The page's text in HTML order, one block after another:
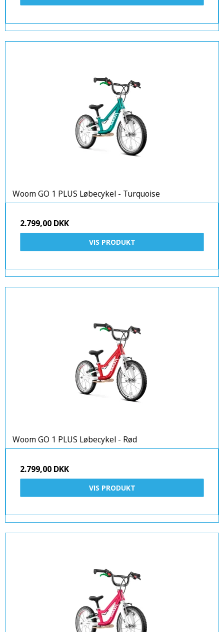
Woom GO 1 PLUS Løbecykel - Turquoise
2.799,00 DKK
VIS PRODUKT
Woom GO 1 PLUS Løbecykel - Rød
2.799,00 DKK
VIS PRODUKT